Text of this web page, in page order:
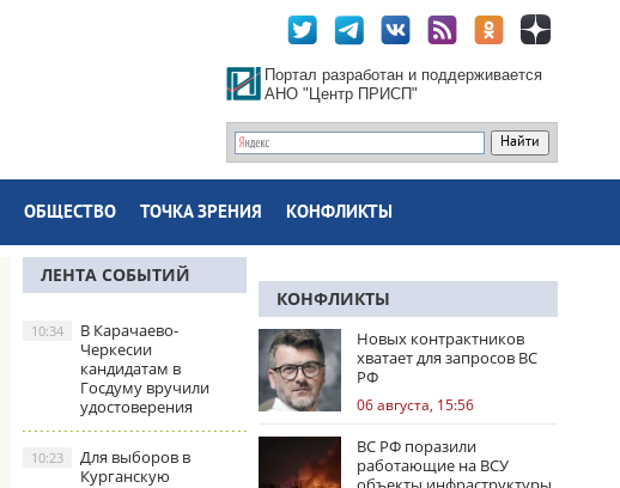
Портал разработан и поддерживается
АНО "Центр ПРИСП"
ОБЩЕСТВО ТОЧКА ЗРЕНИЯ КОНФЛИКТЫ
ЛЕНТА СОБЫТИЙ
В Карачаево-
Черкесии
кандидатам в
Госдуму вручили
удостоверения
10:34
Для выборов в
Курганскую
10:23
КОНФЛИКТЫ
Новых контрактников
хватает для запросов ВС
РФ
06 августа, 15:56
ВС РФ поразили
работающие на ВСУ